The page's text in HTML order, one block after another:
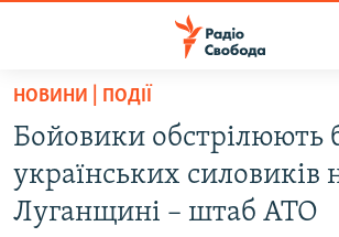
Перейти
основного
матеріалу
Перейти
до
РАДІО СВОБОДА – 70 РОКІВ
СТАТТІ
НОВИНИ | ПОДІЇ
Бойовики обстрілюють
українських силовиків
Луганщині – штаб АТО